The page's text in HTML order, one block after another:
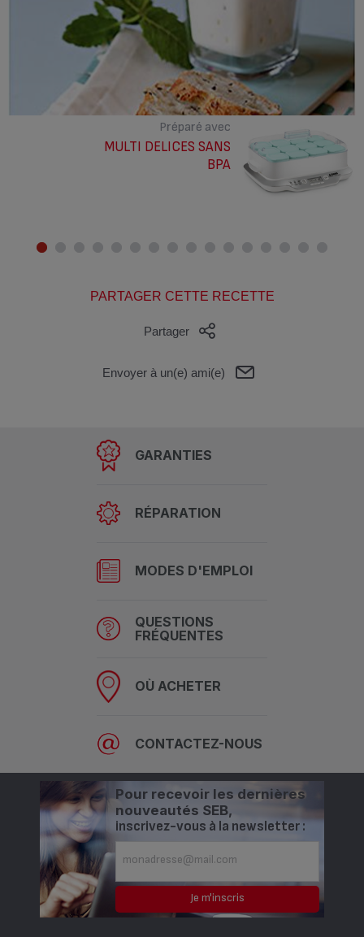
Préparé avec
MULTI DELICES SANS
BPA
PARTAGER CETTE RECETTE
Partager
Envoyer à un(e) ami(e)
GARANTIES
RÉPARATION
MODES D'EMPLOI
QUESTIONS
FRÉQUENTES
OÙ ACHETER
CONTACTEZ-NOUS
Pour recevoir les dernières
nouveautés SEB,
inscrivez-vous à la newsletter :